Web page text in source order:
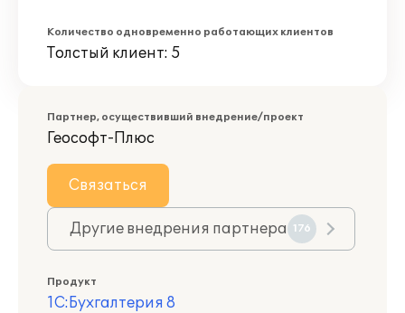
Количество одновременно работающих клиентов
Толстый клиент: 5
Партнер, осуществивший внедрение/проект
Геософт-Плюс
Связаться
Другие внедрения партнера 176
Продукт
1С:Бухгалтерия 8